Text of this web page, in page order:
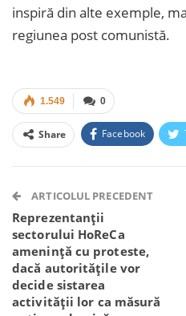
inspiră din alte exemple,
regiunea post comunistă.
0
1.549
Share Facebook
Telegram WhatsApp
ARTICOLUL PRECEDENT
Reprezentanții
sectorului HoReCa
amenință cu proteste,
dacă autoritățile vor
decide sistarea
activității lor ca măsură